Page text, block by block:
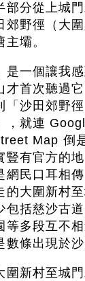
部分從上城
郊野徑（大
壩。
是一個讓我
才首次聽過
「沙田郊野
，就連
Map 倒
豎有官方的
網民口耳相
的大圍新村
包括慈沙古
等多段互不
數條出現於
圍新村至城